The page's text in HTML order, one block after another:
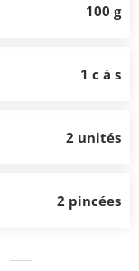
100 g
1 c à s
2 unités
2 pincées